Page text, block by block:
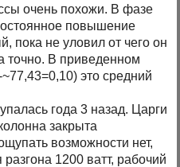
очень похожи. В фазе
повышение
пока не уловил от чего он
точно. В приведенном
это средний
года 3 назад. Царги
закрыта
возможности нет,
разгона 1200 ватт, рабочий